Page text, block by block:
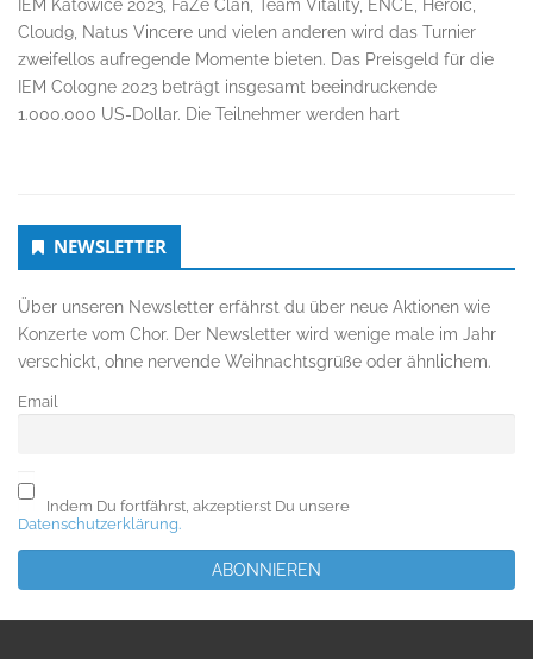
IEM Katowice 2023, FaZe Clan, Team Vitality, ENCE, Heroic,
Cloud9, Natus Vincere und vielen anderen wird das Turnier
zweifellos aufregende Momente bieten. Das Preisgeld für die
IEM Cologne 2023 beträgt insgesamt beeindruckende
1.000.000 US-Dollar. Die Teilnehmer werden hart
Untergeordnet
Seitenleiste
NEWSLETTER
Über unseren Newsletter erfährst du über neue Aktionen wie
Konzerte vom Chor. Der Newsletter wird wenige male im Jahr
verschickt, ohne nervende Weihnachtsgrüße oder ähnlichem.
Email
Indem Du fortfährst, akzeptierst Du unsere
Datenschutzerklärung.